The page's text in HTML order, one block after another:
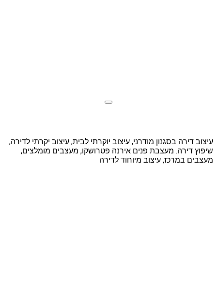
עיצוב דירה בסגנון מודרני, עיצוב יוקרתי לבית, עיצוב יקרתי לדירה,
שיפוץ דירה. מעצבת פנים אירנה פטרושקו, מעצבים מומלצים,
מעצבים במרכז, עיצוב מיוחוד לדירה